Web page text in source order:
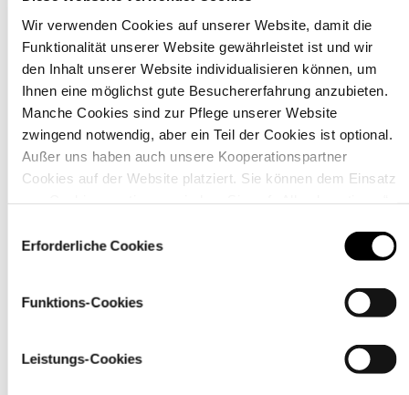
Wir verwenden Cookies auf unserer Website, damit die
Funktionalität unserer Website gewährleistet ist und wir
den Inhalt unserer Website individualisieren können, um
Ihnen eine möglichst gute Besuchererfahrung anzubieten.
Manche Cookies sind zur Pflege unserer Website
zwingend notwendig, aber ein Teil der Cookies ist optional.
Außer uns haben auch unsere Kooperationspartner
Cookies auf der Website platziert. Sie können dem Einsatz
über den Link „Cookie-Einstellungen
Erforderliche Cookies
Funktions-Cookies
Leistungs-Cookies
Material
Pflegehinweise